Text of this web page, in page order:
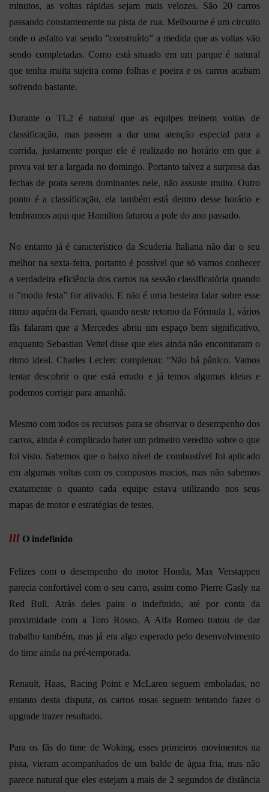
minutos, as voltas rápidas sejam mais velozes. São 20 carros
passando constantemente na pista de rua. Melbourne é um circuito
onde o asfalto vai sendo ”construído” a medida que as voltas vão
sendo completadas. Como está situado em um parque é natural
que tenha muita sujeira como folhas e poeira e os carros acabam
sofrendo bastante.
Durante o TL2 é natural que as equipes treinem voltas de
classificação, mas passem a dar uma atenção especial para a
corrida, justamente porque ele é realizado no horário em que a
prova vai ter a largada no domingo. Portanto talvez a surpresa das
fechas de prata serem dominantes nele, não assuste muito. Outro
ponto é a classificação, ela também está dentro desse horário e
lembramos aqui que Hamilton faturou a pole do ano passado.
No entanto já é característico da Scuderia Italiana não dar o seu
melhor na sexta-feira, portanto é possível que só vamos conhecer
a verdadeira eficiência dos carros na sessão classificatória quando
o ”modo festa” for ativado. E não é uma besteira falar sobre esse
ritmo aquém da Ferrari, quando neste retorno da Fórmula 1, vários
fãs falaram que a Mercedes abriu um espaço bem significativo,
enquanto Sebastian Vettel disse que eles ainda não encontraram o
ritmo ideal. Charles Leclerc completou: “Não há pânico. Vamos
tentar descobrir o que está errado e já temos algumas ideias e
podemos corrigir para amanhã.
Mesmo com todos os recursos para se observar o desempenho dos
carros, ainda é complicado bater um primeiro veredito sobre o que
foi visto. Sabemos que o baixo nível de combustível foi aplicado
em algumas voltas com os compostos macios, mas não sabemos
exatamente o quanto cada equipe estava utilizando nos seus
mapas de motor e estratégias de testes.
lll O indefinido
Felizes com o desempenho do motor Honda, Max Verstappen
parecia confortável com o seu carro, assim como Pierre Gasly na
Red Bull. Atrás deles paira o indefinido, até por conta da
proximidade com a Toro Rosso. A Alfa Romeo tratou de dar
trabalho também, mas já era algo esperado pelo desenvolvimento
do time ainda na pré-temporada.
Renault, Haas, Racing Point e McLaren seguem emboladas, no
entanto desta disputa, os carros rosas seguem tentando fazer o
upgrade trazer resultado.
Para os fãs do time de Woking, esses primeiros movimentos na
pista, vieram acompanhados de um balde de água fria, mas não
parece natural que eles estejam a mais de 2 segundos de distância